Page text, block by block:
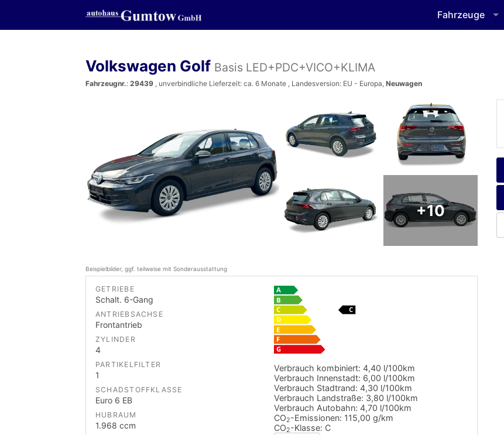
Fahrzeuge
Volkswagen Golf Basis LED+PDC+VICO+KLIMA
Fahrzeugnr.: 29439 , unverbindliche Lieferzeit: ca. 6 Monate , Landesversion: EU - Europa, Neuwagen
+10
Beispielbilder, ggf. teilweise mit Sonderausstattung
GETRIEBE
Schalt. 6-Gang
ANTRIEBSACHSE
Frontantrieb
ZYLINDER
4
PARTIKELFILTER
1
SCHADSTOFFKLASSE
Euro 6 EB
HUBRAUM
1.968 ccm
Verbrauch kombiniert: 4,40 l/100km
Verbrauch Innenstadt: 6,00 l/100km
Verbrauch Stadtrand: 4,30 l/100km
Verbrauch Landstraße: 3,80 l/100km
Verbrauch Autobahn: 4,70 l/100km
CO2-Emissionen: 115,00 g/km
CO2-Klasse: C